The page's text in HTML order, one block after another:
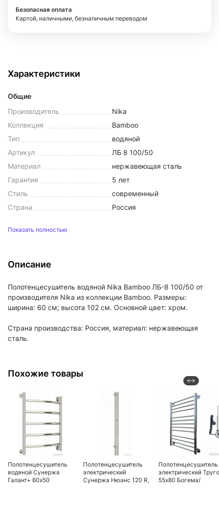
Безопасная оплата
Картой, наличными, безналичным переводом
Характеристики
Общие
Производитель
Nika
Коллекция
Bamboo
Тип
водяной
Артикул
ЛБ 8 100/50
Материал
нержавеющая сталь
Гарантия
5 лет
Стиль
современный
Страна
Россия
Показать полностью
Описание
Полотенцесушитель водяной Nika Bamboo ЛБ-8 100/50 от
производителя Nika из коллекции Bamboo. Размеры:
ширина: 60 см; высота 102 см. Основной цвет: хром.
Страна производства: Россия, материал: нержавеющая
сталь.
Похожие товары
Полотенцесушитель
водяной Сунержа
Галант+ 60х50
Полотенцесушитель
электрический
Сунержа Нюанс 120 R,
Полотенцесушитель
электрический
55х80 Богема/